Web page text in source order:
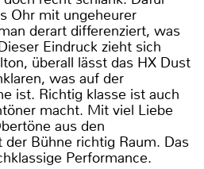
Ohr mit ungeheurer
derart differenziert, was
Eindruck zieht sich
überall lässt das HX Dust
was auf der
ist. Richtig klasse ist auch
macht. Mit viel Liebe
aus den
Bühne richtig Raum. Das
Performance.